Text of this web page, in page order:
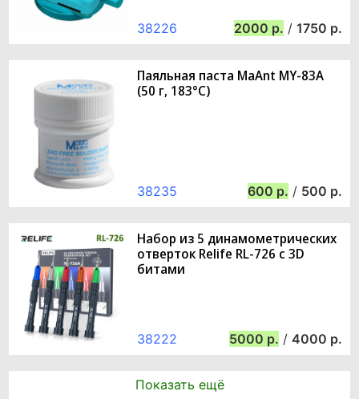
38226 2000 / 1750
Паяльная паста MaAnt MY-83A
(50 г, 183°C)
38235 600 / 500
Набор из 5 динамометрических
отверток Relife RL-726 с 3D
битами
38222 5000 / 4000
Показать ещё